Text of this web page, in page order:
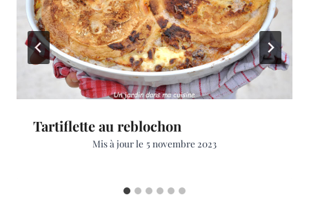
Tartiflette au reblochon
Mis à jour le 5 novembre 2023